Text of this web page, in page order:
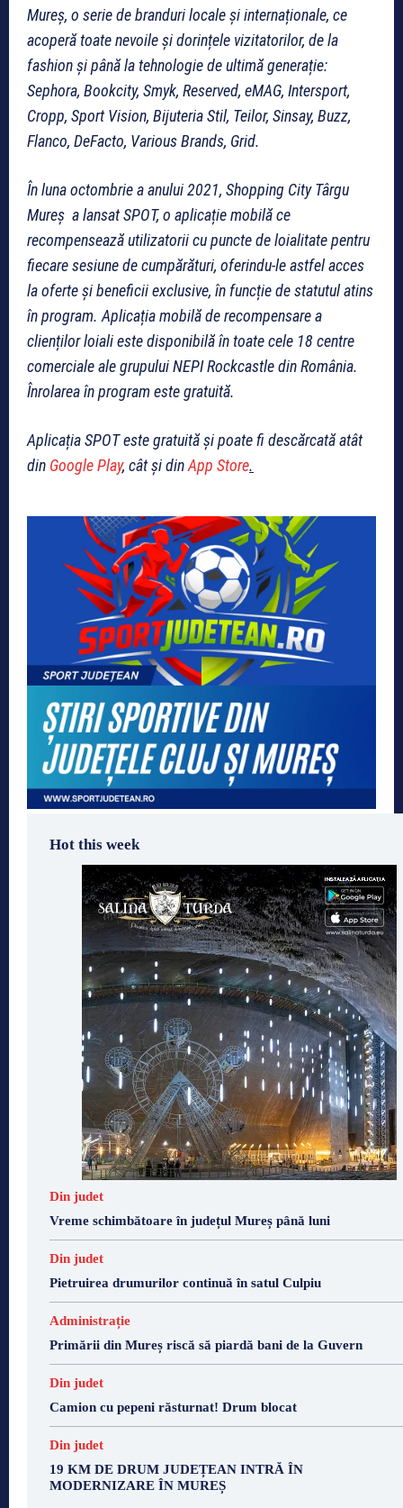
Mureș, o serie de branduri locale și internaționale, ce
acoperă toate nevoile și dorințele vizitatorilor, de la
fashion și până la tehnologie de ultimă generație:
Sephora, Bookcity, Smyk, Reserved, eMAG, Intersport,
Cropp, Sport Vision, Bijuteria Stil, Teilor, Sinsay, Buzz,
Flanco, DeFacto, Various Brands, Grid.
În luna octombrie a anului 2021, Shopping City Târgu
Mureș a lansat SPOT, o aplicație mobilă ce
recompensează utilizatorii cu puncte de loialitate pentru
fiecare sesiune de cumpărături, oferindu-le astfel acces
la oferte și beneficii exclusive, în funcție de statutul atins
în program. Aplicația mobilă de recompensare a
clienților loiali este disponibilă în toate cele 18 centre
comerciale ale grupului NEPI Rockcastle din România.
Înrolarea în program este gratuită.
Aplicația SPOT este gratuită și poate fi descărcată atât
din Google Play, cât și dinApp Store.
Hot this week
Din judet
Vreme schimbătoare în județul Mureș până luni
Din judet
Pietruirea drumurilor continuă în satul Culpiu
Administrație
Primării din Mureș riscă să piardă bani de la Guvern
Din judet
Camion cu pepeni răsturnat! Drum blocat
Din judet
19 KM DE DRUM JUDEȚEAN INTRĂ ÎN
MODERNIZARE ÎN MUREȘ